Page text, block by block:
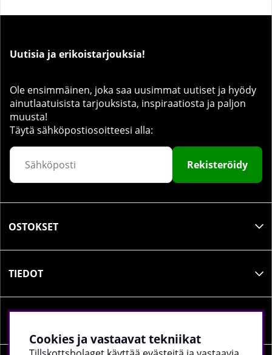
Uutisia ja erikoistarjouksia!
Ole ensimmäinen, joka saa uusimmat uutiset ja hyödy
ainutlaatuisista tarjouksista, inspiraatiosta ja paljon
muusta!
Täytä sähköpostiosoitteesi alla:
Rekisteröidy
OSTOKSET
TIEDOT
Cookies ja vastaavat tekniikat